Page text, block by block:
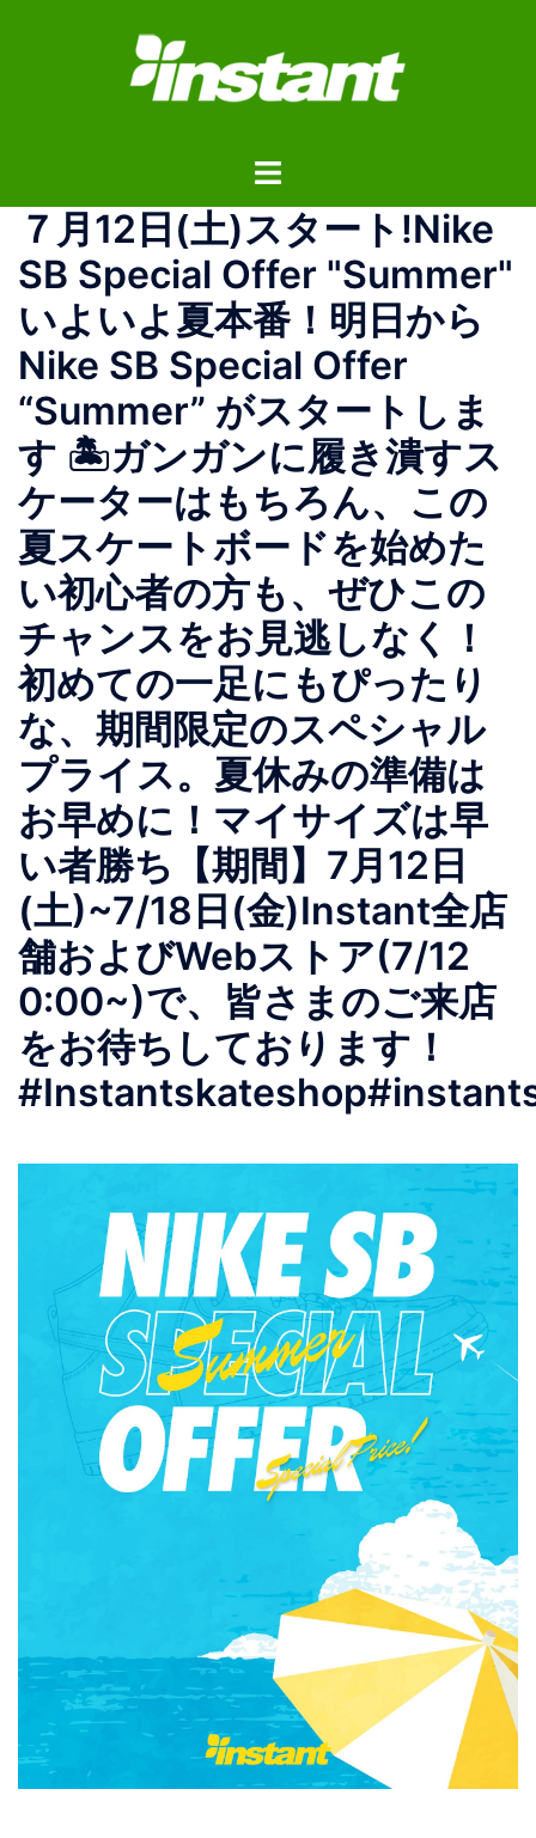
ス
ト
ル
メ
ニ
ュ
ー
７月12日(土)スタート!Nike
SB Special Offer "Summer"
いよいよ夏本番！明日から
Nike SB Special Offer
“Summer” がスタートしま
す 🏝️ガンガンに履き潰すス
ケーターはもちろん、この
夏スケートボードを始めた
い初心者の方も、ぜひこの
チャンスをお見逃しなく！
初めての一足にもぴったり
な、期間限定のスペシャル
プライス。夏休みの準備は
お早めに！マイサイズは早
い者勝ち【期間】7月12日
(土)~7/18日(金)Instant全店
舗およびWebストア(7/12
0:00~)で、皆さまのご来店
をお待ちしております！